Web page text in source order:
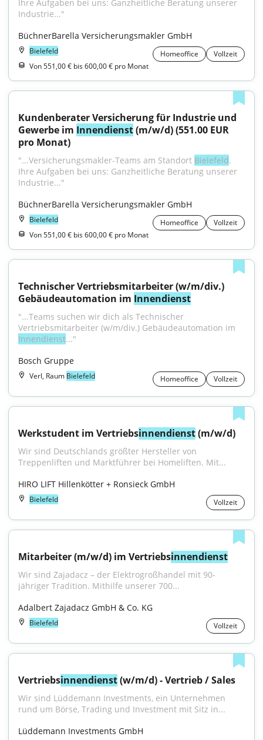
Ihre Aufgaben bei uns: Ganzheitliche Beratung unserer
Industrie..."
BüchnerBarella Versicherungsmakler GmbH
Bielefeld Homeoffice
Vollzeit
Von 551,00 € bis 600,00 € pro Monat
Kundenberater Versicherung für Industrie und
Gewerbe im Innendienst (m/w/d) (551.00 EUR
pro Monat)
"...Versicherungsmakler-Teams am Standort Bielefeld.
Ihre Aufgaben bei uns: Ganzheitliche Beratung unserer
Industrie..."
BüchnerBarella Versicherungsmakler GmbH
Bielefeld Homeoffice
Vollzeit
Von 551,00 € bis 600,00 € pro Monat
Technischer Vertriebsmitarbeiter (w/m/div.)
Gebäudeautomation im Innendienst
"...Teams suchen wir dich als Technischer
Innendienst..."
Bosch Gruppe
Verl, Raum Bielefeld Homeoffice Vollzeit
Werkstudent im Vertriebsinnendienst (m/w/d)
Wir sind Deutschlands größter Hersteller von
Treppenliften und Marktführer bei Homeliften. Mit...
HIRO LIFT Hillenkötter + Ronsieck GmbH
Bielefeld Vollzeit
Mitarbeiter (m/w/d) im Vertriebsinnendienst
Wir sind Zajadacz – der Elektrogroßhandel mit 90-
jähriger Tradition. Mithilfe unserer 700...
Adalbert Zajadacz GmbH & Co. KG
Bielefeld Vollzeit
Vertriebsinnendienst (w/m/d) - Vertrieb / Sales
Wir sind Lüddemann Investments, ein Unternehmen
rund um Börse, Trading und Investment mit Sitz in...
Lüddemann Investments GmbH